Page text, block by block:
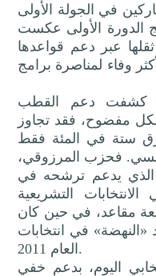
في الجولة الأولى
الدورة الأولى عكست
عبر دعم قواعدها
وفاء لمناصرة برامج
كشفت دعم القطب
مفضوح، فقد تجاوز
ستة في المئة فقط
فحزب المرزوقي،
الذي يدعم ترشحه في
التشريعية
مقاعد، في حين كان
بـ29 مقعداً بعد «النهضة» في انتخابات
العام 2011.
اليوم، بدعم خفي